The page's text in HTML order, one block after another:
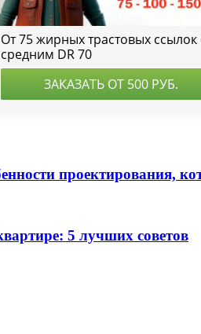
проектирования,
5 лучших советов